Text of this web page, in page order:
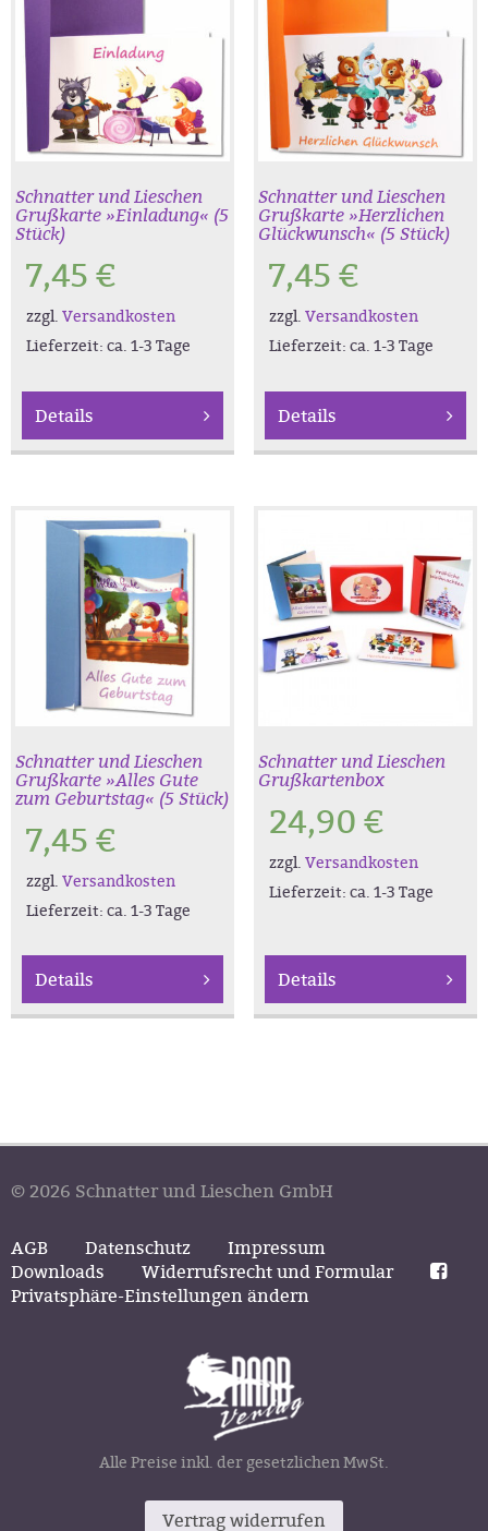
Schnatter und Lieschen
Grußkarte »Einladung« (5
Stück)
7,45€
zzgl. Versandkosten
Lieferzeit: ca. 1-3 Tage
Details
Schnatter und Lieschen
Grußkarte »Herzlichen
Glückwunsch« (5 Stück)
7,45€
zzgl. Versandkosten
Lieferzeit: ca. 1-3 Tage
Details
Schnatter und Lieschen
Grußkarte »Alles Gute
zum Geburtstag« (5 Stück)
7,45€
zzgl. Versandkosten
Lieferzeit: ca. 1-3 Tage
Details
Schnatter und Lieschen
Grußkartenbox
24,90€
zzgl. Versandkosten
Lieferzeit: ca. 1-3 Tage
Details
© 2026 Schnatter und Lieschen GmbH
AGB Datenschutz
Impressum
Downloads
Widerrufsrecht und Formular
Privatsphäre-Einstellungen ändern
Alle Preise inkl. der gesetzlichen MwSt.
Vertrag widerrufen